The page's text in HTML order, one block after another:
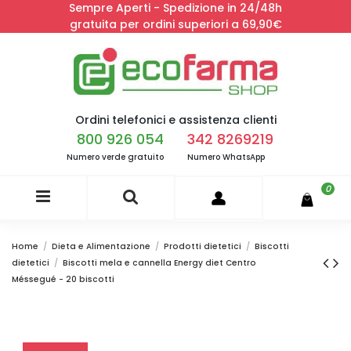
Sempre Aperti - Spedizione in 24/48h
gratuita per ordini superiori a 69,90€
Ordini telefonici e assistenza clienti
800 926 054
Numero verde gratuito
342 8269219
Numero WhatsApp
0
Home Dieta e Alimentazione Prodotti dietetici
Biscotti
dietetici
Biscotti mela e cannella Energy diet Centro
Méssegué - 20 biscotti